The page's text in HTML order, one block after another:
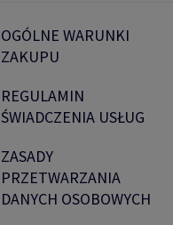
OGÓLNE WARUNKI
ZAKUPU
REGULAMIN
ŚWIADCZENIA USŁUG
ZASADY
PRZETWARZANIA
DANYCH OSOBOWYCH